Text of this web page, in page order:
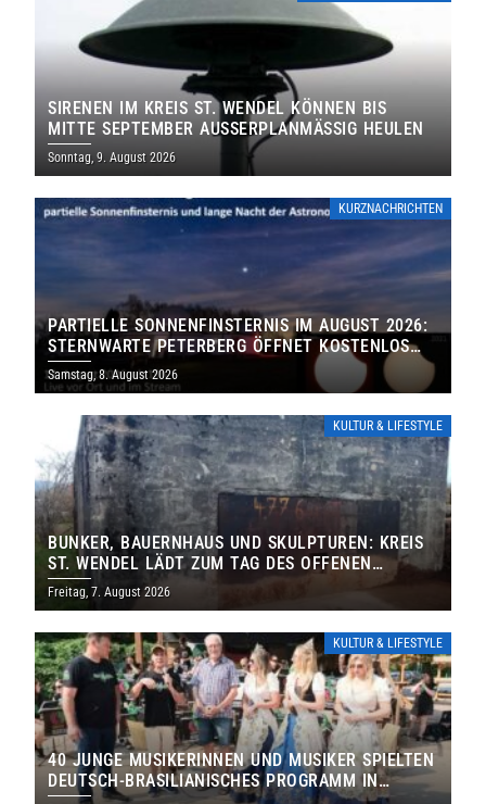
SIRENEN IM KREIS ST. WENDEL KÖNNEN BIS
MITTE SEPTEMBER AUSSERPLANMÄSSIG HEULEN
Sonntag, 9. August 2026
KURZNACHRICHTEN
PARTIELLE SONNENFINSTERNIS IM AUGUST 2026:
STERNWARTE PETERBERG ÖFFNET KOSTENLOS
IHRE TORE
Samstag, 8. August 2026
KULTUR & LIFESTYLE
BUNKER, BAUERNHAUS UND SKULPTUREN: KREIS
ST. WENDEL LÄDT ZUM TAG DES OFFENEN
DENKMALS EIN
Freitag, 7. August 2026
KULTUR & LIFESTYLE
40 JUNGE MUSIKERINNEN UND MUSIKER SPIELTEN
DEUTSCH-BRASILIANISCHES PROGRAMM IN